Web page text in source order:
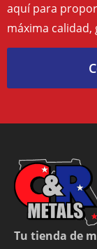
aquí para
máxima
Tu tienda de